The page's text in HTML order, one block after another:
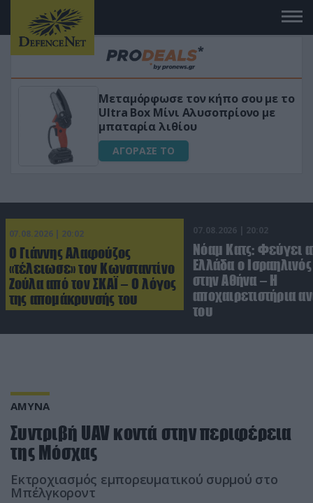
«Μαγική» φόρμουλα τριβόλι + VIP
για αύξηση της λίμπιντο
ΑΓΟΡΑΣΕ ΤΟ
07.08.2026 | 20:02
Ο Γιάννης Αλαφούζος
«τέλειωσε» τον Κωνσταντίνο
Ζούλα από τον ΣΚΑΪ – Ο λόγος
της απομάκρυνσής του
07.08.2026 | 20:02
Νόαμ Κατς: Φεύγει
Ελλάδα ο
στην Αθήνα – Η
αποχαιρετιστήρια
του
ΑΜΥΝΑ
Συντριβή UAV κοντά στην περιφέρεια
της Μόσχας
Eκτροχιασμός εμπορευματικού συρμού στo
Μπέλγκοροντ